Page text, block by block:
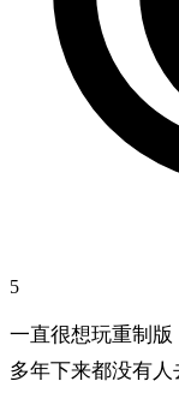
5
一直很想玩重制
多年下来都没有